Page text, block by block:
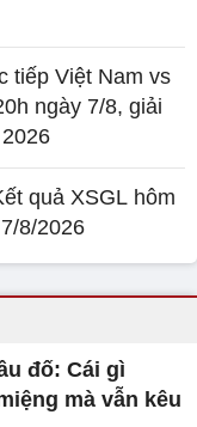
tiếp Việt Nam vs
ngày 7/8, giải
quả XSGL hôm
8/2026
đố: Cái gì
mà vẫn kêu